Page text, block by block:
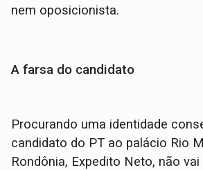
nem oposicionista.
A farsa do candidato
Procurando uma identidade
candidato do PT ao palácio Rio
Rondônia, Expedito Neto, não